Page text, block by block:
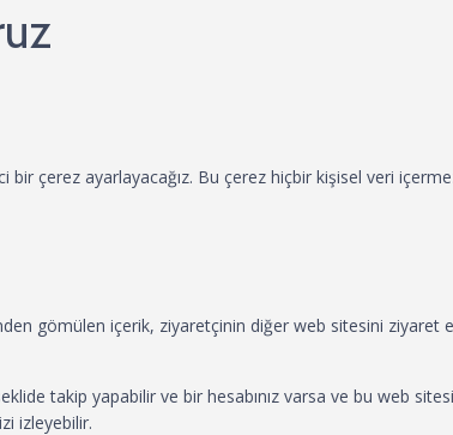
bir çerez ayarlayacağız. Bu çerez hiçbir kişisel veri
gömülen içerik, ziyaretçinin diğer web sitesini ziyaret
takip yapabilir ve bir hesabınız varsa ve bu web
izleyebilir.